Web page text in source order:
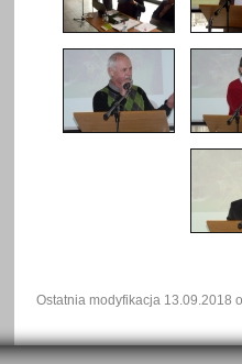
Ostatnia modyfikacja 13.09.2018